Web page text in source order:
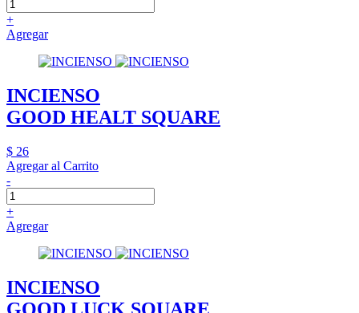
+
Agregar
INCIENSO
GOOD HEALT SQUARE
$ 26
Agregar al Carrito
-
+
Agregar
INCIENSO
GOOD LUCK SQUARE